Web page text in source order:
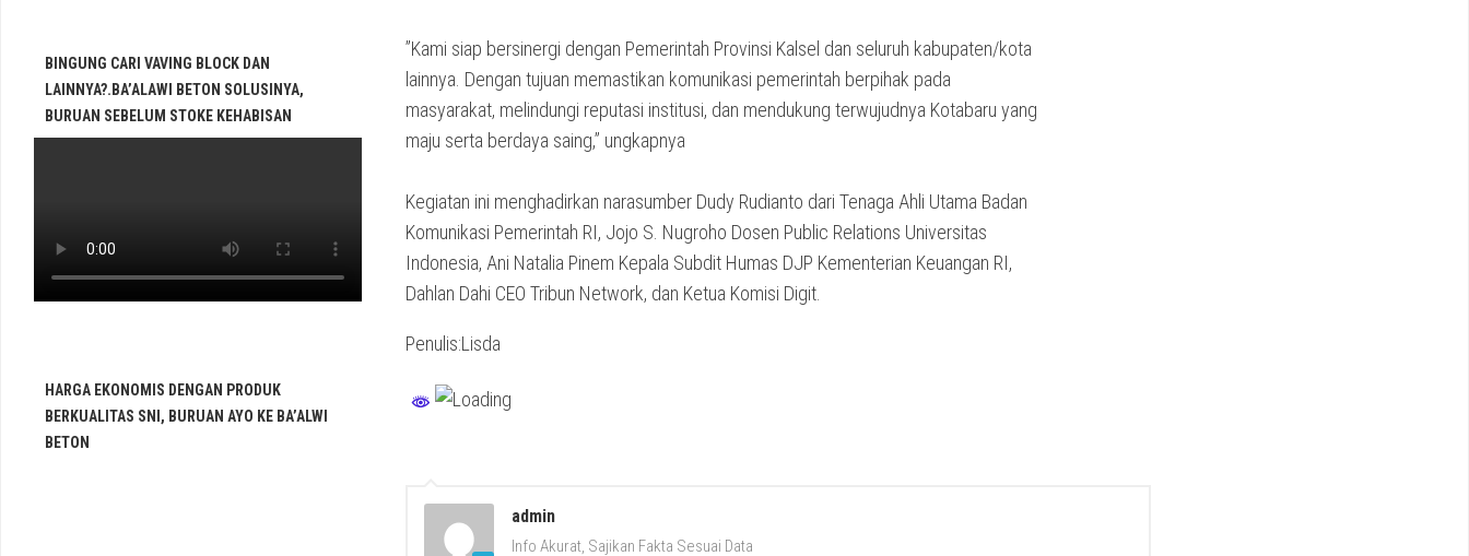
‎”Kami siap bersinergi dengan Pemerintah Provinsi Kalsel dan seluruh kabupaten/kota
lainnya. Dengan tujuan memastikan komunikasi pemerintah berpihak pada
masyarakat, melindungi reputasi institusi, dan mendukung terwujudnya Kotabaru yang
maju serta berdaya saing,” ungkapnya
‎Kegiatan ini menghadirkan narasumber Dudy Rudianto dari Tenaga Ahli Utama Badan
Komunikasi Pemerintah RI, Jojo S. Nugroho Dosen Public Relations Universitas
Indonesia, Ani Natalia Pinem Kepala Subdit Humas DJP Kementerian Keuangan RI,
Dahlan Dahi CEO Tribun Network, dan Ketua Komisi Digit.
Penulis:Lisda
admin
Info Akurat, Sajikan Fakta Sesuai Data
BINGUNG CARI VAVING BLOCK DAN
LAINNYA?.BA’ALAWI BETON SOLUSINYA,
BURUAN SEBELUM STOKE KEHABISAN
HARGA EKONOMIS DENGAN PRODUK
BERKUALITAS SNI, BURUAN AYO KE BA’ALWI
BETON